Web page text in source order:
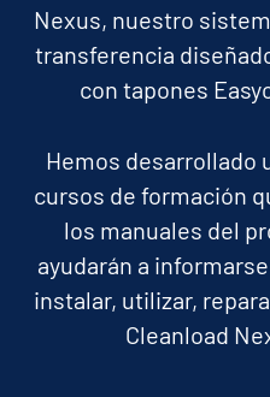
Nexus, nuestro
transferencia
con tapones
Hemos desarrollado
cursos de formación
los manuales del
ayudarán a
instalar, utilizar,
Cleanload